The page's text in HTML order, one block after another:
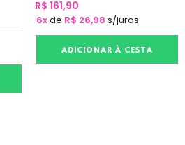
R$ 161,90
6xde R$ 26,98 s/juros
ADICIONAR À CESTA